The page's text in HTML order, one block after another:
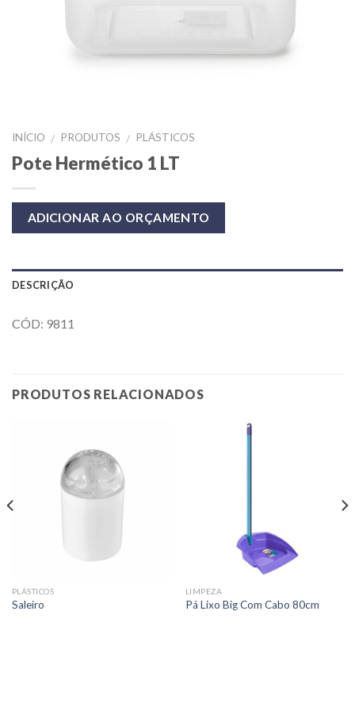
INÍCIO / PRODUTOS / PLÁSTICOS
Pote Hermético 1 LT
ADICIONAR AO ORÇAMENTO
DESCRIÇÃO
CÓD: 9811
PRODUTOS RELACIONADOS
PLÁSTICOS
Saleiro
LIMPEZA
Pá Lixo Big Com Cabo 80cm